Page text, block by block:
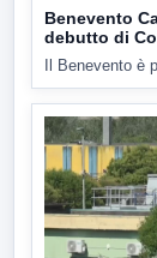
Benevento
debutto di
Il Benevento è